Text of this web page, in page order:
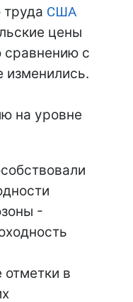
США
цены
сравнению с
на уровне
-
отметки в